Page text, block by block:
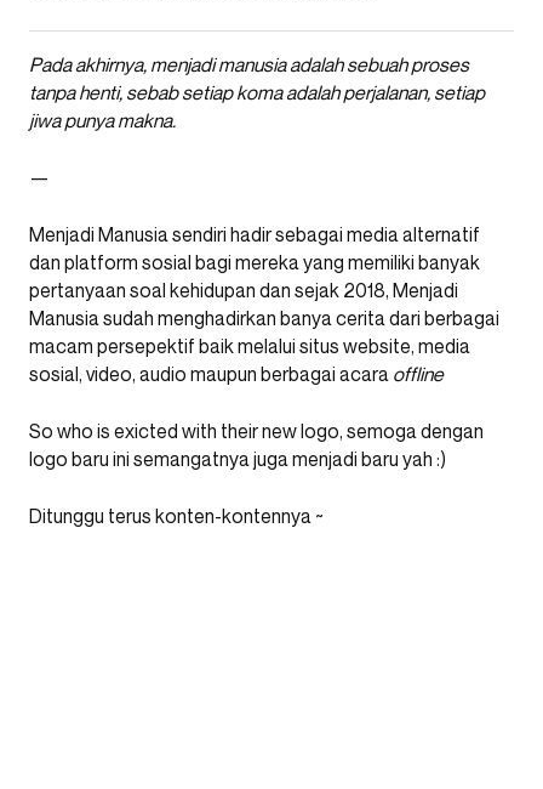
Pada akhirnya, menjadi manusia adalah sebuah proses
tanpa henti, sebab setiap koma adalah perjalanan, setiap
jiwa punya makna.
—
Menjadi Manusia sendiri hadir sebagai media alternatif
dan platform sosial bagi mereka yang memiliki banyak
pertanyaan soal kehidupan dan sejak 2018, Menjadi
Manusia sudah menghadirkan banya cerita dari berbagai
macam persepektif baik melalui situs website, media
sosial, video, audio maupun berbagai acara offline
So who is exicted with their new logo, semoga dengan
logo baru ini semangatnya juga menjadi baru yah :)
Ditunggu terus konten-kontennya ~